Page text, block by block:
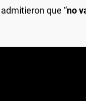
que “no